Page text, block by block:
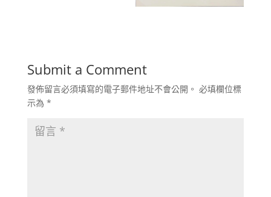
Submit a Comment
發佈留言必須填寫的電子郵件地址不會公開。 必填欄位標
示為 *